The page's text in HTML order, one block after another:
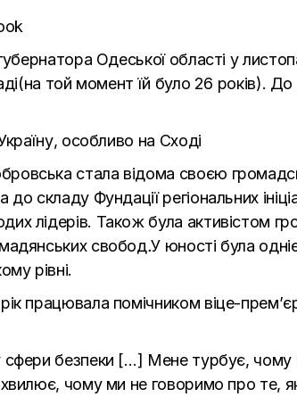
Одеської області у
той момент їй було 26 років).
особливо на Сході
стала відома своєю
складу Фундації регіональних
лідерів. Також була активістом
свобод.У юності була
рівні.
працювала помічником віце-
безпеки […] Мене турбує, чому
чому ми не говоримо про те,